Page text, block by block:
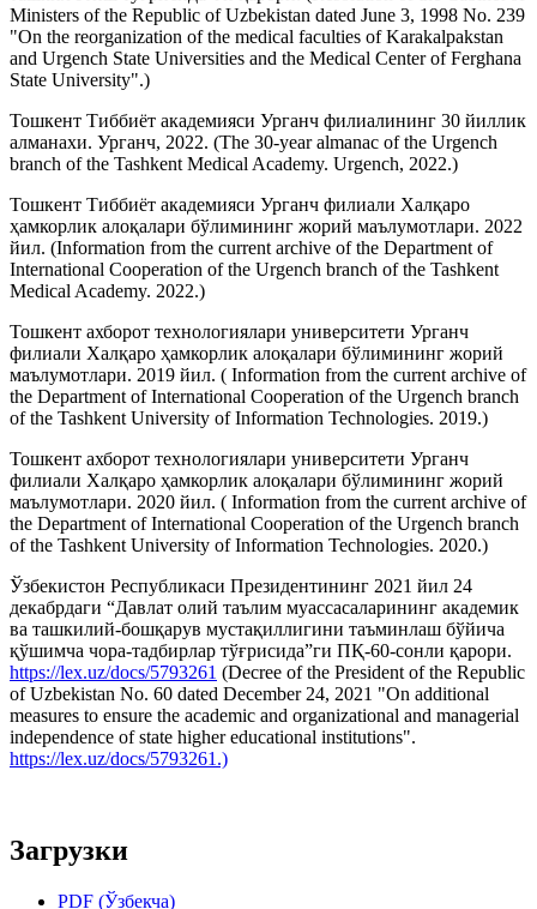
Ministers of the Republic of Uzbekistan dated June 3, 1998 No. 239
"On the reorganization of the medical faculties of Karakalpakstan
and Urgench State Universities and the Medical Center of Ferghana
State University".)
Тошкент Тиббиёт академияси Урганч филиалининг 30 йиллик
алманахи. Урганч, 2022. (The 30-year almanac of the Urgench
branch of the Tashkent Medical Academy. Urgench, 2022.)
Тошкент Тиббиёт академияси Урганч филиали Халқаро
ҳамкорлик алоқалари бўлимининг жорий маълумотлари. 2022
йил. (Information from the current archive of the Department of
International Cooperation of the Urgench branch of the Tashkent
Medical Academy. 2022.)
Тошкент ахборот технологиялари университети Урганч
филиали Халқаро ҳамкорлик алоқалари бўлимининг жорий
маълумотлари. 2019 йил. ( Information from the current archive of
the Department of International Cooperation of the Urgench branch
of the Tashkent University of Information Technologies. 2019.)
Тошкент ахборот технологиялари университети Урганч
филиали Халқаро ҳамкорлик алоқалари бўлимининг жорий
маълумотлари. 2020 йил. ( Information from the current archive of
the Department of International Cooperation of the Urgench branch
of the Tashkent University of Information Technologies. 2020.)
Ўзбекистон Республикаси Президентининг 2021 йил 24
декабрдаги “Давлат олий таълим муассасаларининг академик
ва ташкилий-бошқарув мустақиллигини таъминлаш бўйича
қўшимча чора-тадбирлар тўғрисида”ги ПҚ-60-сонли қарори.
https://lex.uz/docs/5793261 (Decree of the President of the Republic
of Uzbekistan No. 60 dated December 24, 2021 "On additional
measures to ensure the academic and organizational and managerial
independence of state higher educational institutions".
https://lex.uz/docs/5793261.)
Загрузки
PDF (Ўзбекча)